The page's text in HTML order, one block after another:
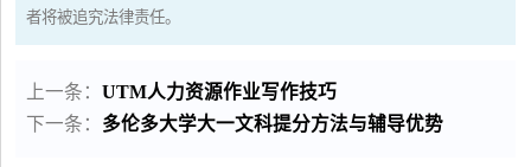
者将被追究法律责任。
上一条：UTM人力资源作业写作技巧
下一条： 多伦多大学大一文科提分方法与辅导优势